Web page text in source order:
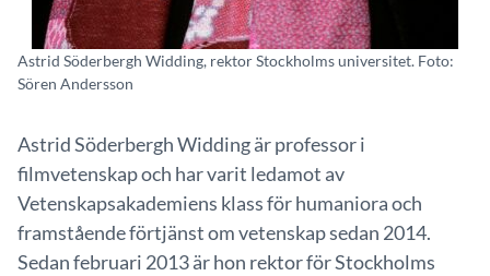
Astrid Söderbergh Widding, rektor Stockholms universitet. Foto:
Sören Andersson
Astrid Söderbergh Widding är professor i
filmvetenskap och har varit ledamot av
Vetenskapsakademiens klass för humaniora och
framstående förtjänst om vetenskap sedan 2014.
Sedan februari 2013 är hon rektor för Stockholms